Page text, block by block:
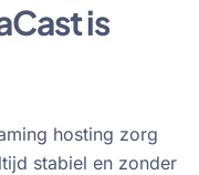
is
hosting zorg
stabiel en zonder